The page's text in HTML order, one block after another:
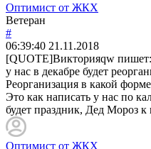
Оптимист от ЖКХ
Ветеран
#
06:39:40 21.11.2018
[QUOTE]Викторияqw пишет:
у нас в декабре будет
Реорганизация в какой
Это как написать у нас по
будет праздник, Дед Мороз к
Оптимист от ЖКХ